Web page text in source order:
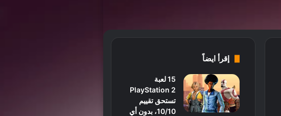
إقرأ ايضاً
15 لعبة
PlayStation 2
تستحق تقييم
10/10، بدون أي